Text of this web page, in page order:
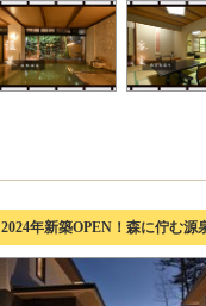
2024年新築OPEN！森に佇む